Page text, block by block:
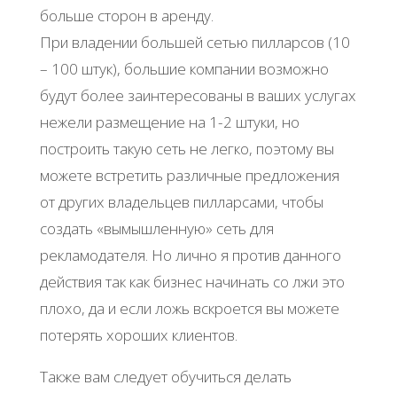
больше сторон в аренду.
При владении большей сетью пилларсов (10
– 100 штук), большие компании возможно
будут более заинтересованы в ваших услугах
нежели размещение на 1-2 штуки, но
построить такую сеть не легко, поэтому вы
можете встретить различные предложения
от других владельцев пилларсами, чтобы
создать «вымышленную» сеть для
рекламодателя. Но лично я против данного
действия так как бизнес начинать со лжи это
плохо, да и если ложь вскроется вы можете
потерять хороших клиентов.
Также вам следует обучиться делать